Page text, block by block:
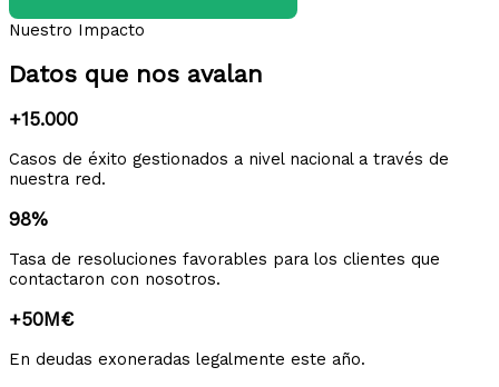
Nuestro Impacto
Datos que nos avalan
+15.000
Casos de éxito gestionados a nivel nacional a través de
nuestra red.
98%
Tasa de resoluciones favorables para los clientes que
contactaron con nosotros.
+50M€
En deudas exoneradas legalmente este año.